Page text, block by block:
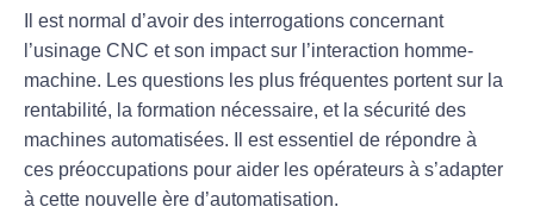
Il est normal d’avoir des interrogations concernant
l’usinage CNC et son impact sur l’interaction homme-
machine. Les questions les plus fréquentes portent sur la
rentabilité, la formation nécessaire, et la sécurité des
machines automatisées. Il est essentiel de répondre à
ces préoccupations pour aider les opérateurs à s’adapter
à cette nouvelle ère d’automatisation.